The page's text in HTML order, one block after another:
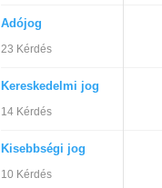
Adójog
23 Kérdés
Kereskedelmi jog
14 Kérdés
Kisebbségi jog
10 Kérdés